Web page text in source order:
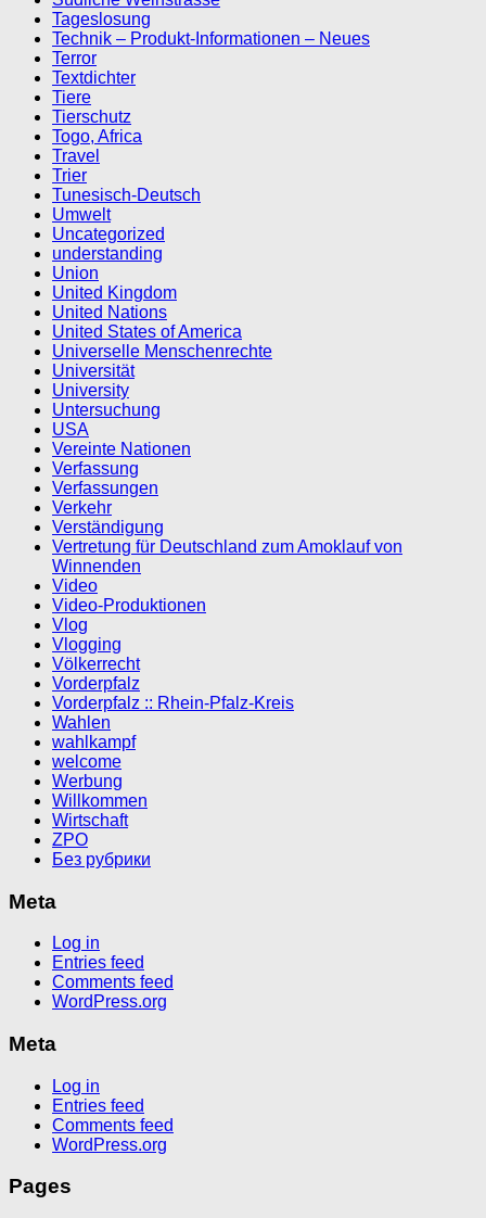
Tageslosung
Technik – Produkt-Informationen – Neues
Terror
Textdichter
Tiere
Tierschutz
Togo, Africa
Travel
Trier
Tunesisch-Deutsch
Umwelt
Uncategorized
understanding
Union
United Kingdom
United Nations
United States of America
Universelle Menschenrechte
Universität
University
Untersuchung
USA
Vereinte Nationen
Verfassung
Verfassungen
Verkehr
Verständigung
Vertretung für Deutschland zum Amoklauf von
Winnenden
Video
Video-Produktionen
Vlog
Vlogging
Völkerrecht
Vorderpfalz
Vorderpfalz :: Rhein-Pfalz-Kreis
Wahlen
wahlkampf
welcome
Werbung
Willkommen
Wirtschaft
ZPO
Без рубрики
Meta
Log in
Entries feed
Comments feed
WordPress.org
Meta
Log in
Entries feed
Comments feed
WordPress.org
Pages